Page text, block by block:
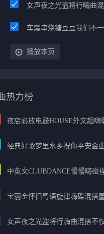
女声夜之光盗将行嗨曲
播放本页
热力榜
中英文CLUBDANCE慢慢嗨碰
宝丽金怀旧粤语旋律嗨碟混搭
女声夜之光盗将行嗨曲混搭不